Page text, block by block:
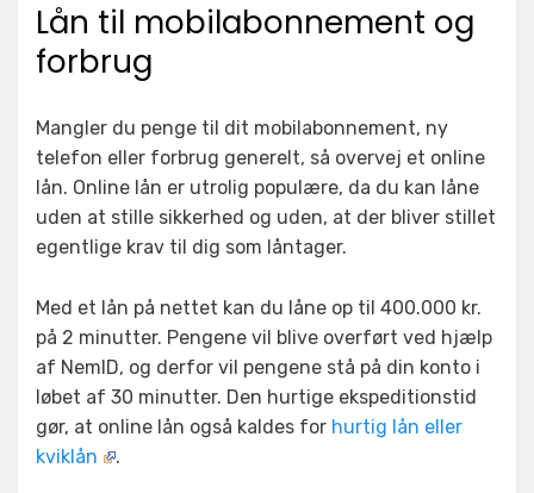
Lån til mobilabonnement og
forbrug
Mangler du penge til dit mobilabonnement, ny
telefon eller forbrug generelt, så overvej et online
lån. Online lån er utrolig populære, da du kan låne
uden at stille sikkerhed og uden, at der bliver stillet
egentlige krav til dig som låntager.
Med et lån på nettet kan du låne op til 400.000 kr.
på 2 minutter. Pengene vil blive overført ved hjælp
af NemID, og derfor vil pengene stå på din konto i
løbet af 30 minutter. Den hurtige ekspeditionstid
gør, at online lån også kaldes for hurtig lån eller
kviklån
.